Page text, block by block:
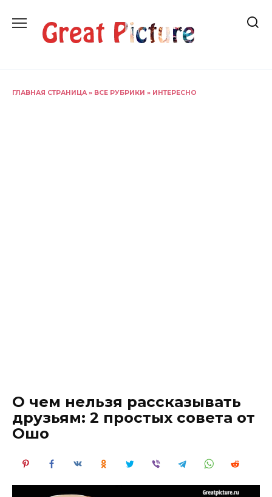
содержанию
ГЛАВНАЯ СТРАНИЦА » ВСЕ РУБРИКИ » ИНТЕРЕСНО
О чем нельзя рассказывать
друзьям: 2 простых совета от
Ошо